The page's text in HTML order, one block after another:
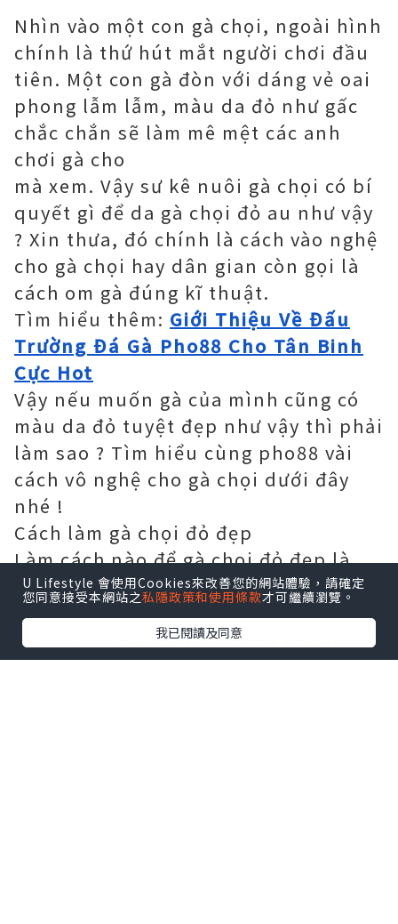
Nhìn vào một con gà chọi, ngoài hình
chính là thứ hút mắt người chơi đầu
tiên. Một con gà đòn với dáng vẻ oai
phong lẫm lẫm, màu da đỏ như gấc
chắc chắn sẽ làm mê mệt các anh
chơi gà cho
mà xem. Vậy sư kê nuôi gà chọi có bí
quyết gì để da gà chọi đỏ au như vậy
? Xin thưa, đó chính là cách vào nghệ
cho gà chọi hay dân gian còn gọi là
cách om gà đúng kĩ thuật.
Tìm hiểu thêm: Giới Thiệu Về Đấu
Trường Đá Gà Pho88 Cho Tân Binh
Cực Hot
Vậy nếu muốn gà của mình cũng có
màu da đỏ tuyệt đẹp như vậy thì phải
làm sao ? Tìm hiểu cùng pho88 vài
cách vô nghệ cho gà chọi dưới đây
nhé !
Cách làm gà chọi đỏ đẹp
Làm cách nào để gà chọi đỏ đẹp là
mong muốn của rất nhiều anh em
nuôi gà. Câu trả lời chính là hãy vào
nghệ cho gà. Có một bác sĩ và cũng là
một sư kê đã chia sẽ với gà chọi việt
U Lifestyle 會使用Cookies來改善您的網站體驗，請確定
您同意接受本網站之私隱政策和使用條款才可繼續瀏覽。
我已閱讀及同意